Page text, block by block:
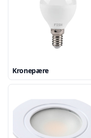
Kronepære